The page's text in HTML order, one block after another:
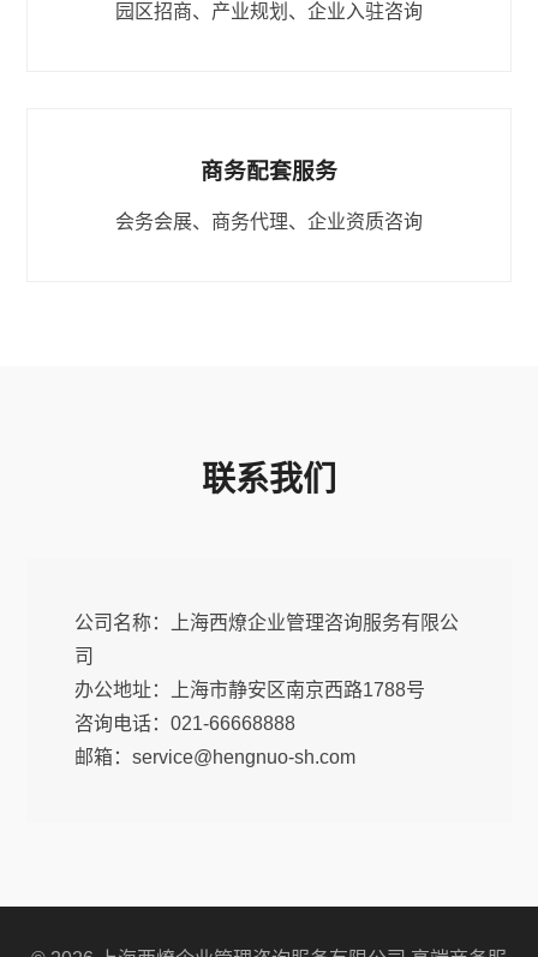
园区招商、产业规划、企业入驻咨询
商务配套服务
会务会展、商务代理、企业资质咨询
联系我们
公司名称：上海西燎企业管理咨询服务有限公
司
办公地址：上海市静安区南京西路1788号
咨询电话：021-66668888
邮箱：service@hengnuo-sh.com